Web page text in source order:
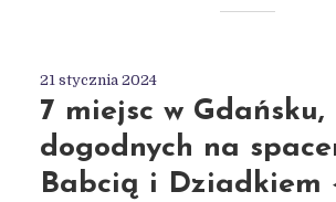
21 stycznia 2024
7 miejsc w Gdańsku,
dogodnych na
Babcią i Dziadkiem